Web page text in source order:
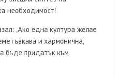
необходимост!
„Ако една култура желае
гъвкава и хармонична,
бъде придатък към